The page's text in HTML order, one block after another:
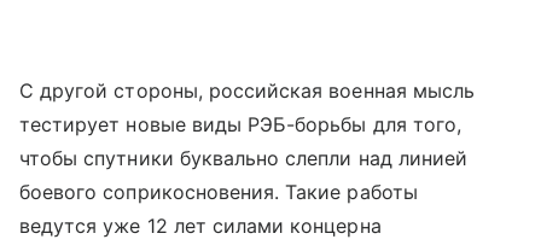
С другой стороны, российская военная мысль
тестирует новые виды РЭБ-борьбы для того,
чтобы спутники буквально слепли над линией
боевого соприкосновения. Такие работы
ведутся уже 12 лет силами концерна